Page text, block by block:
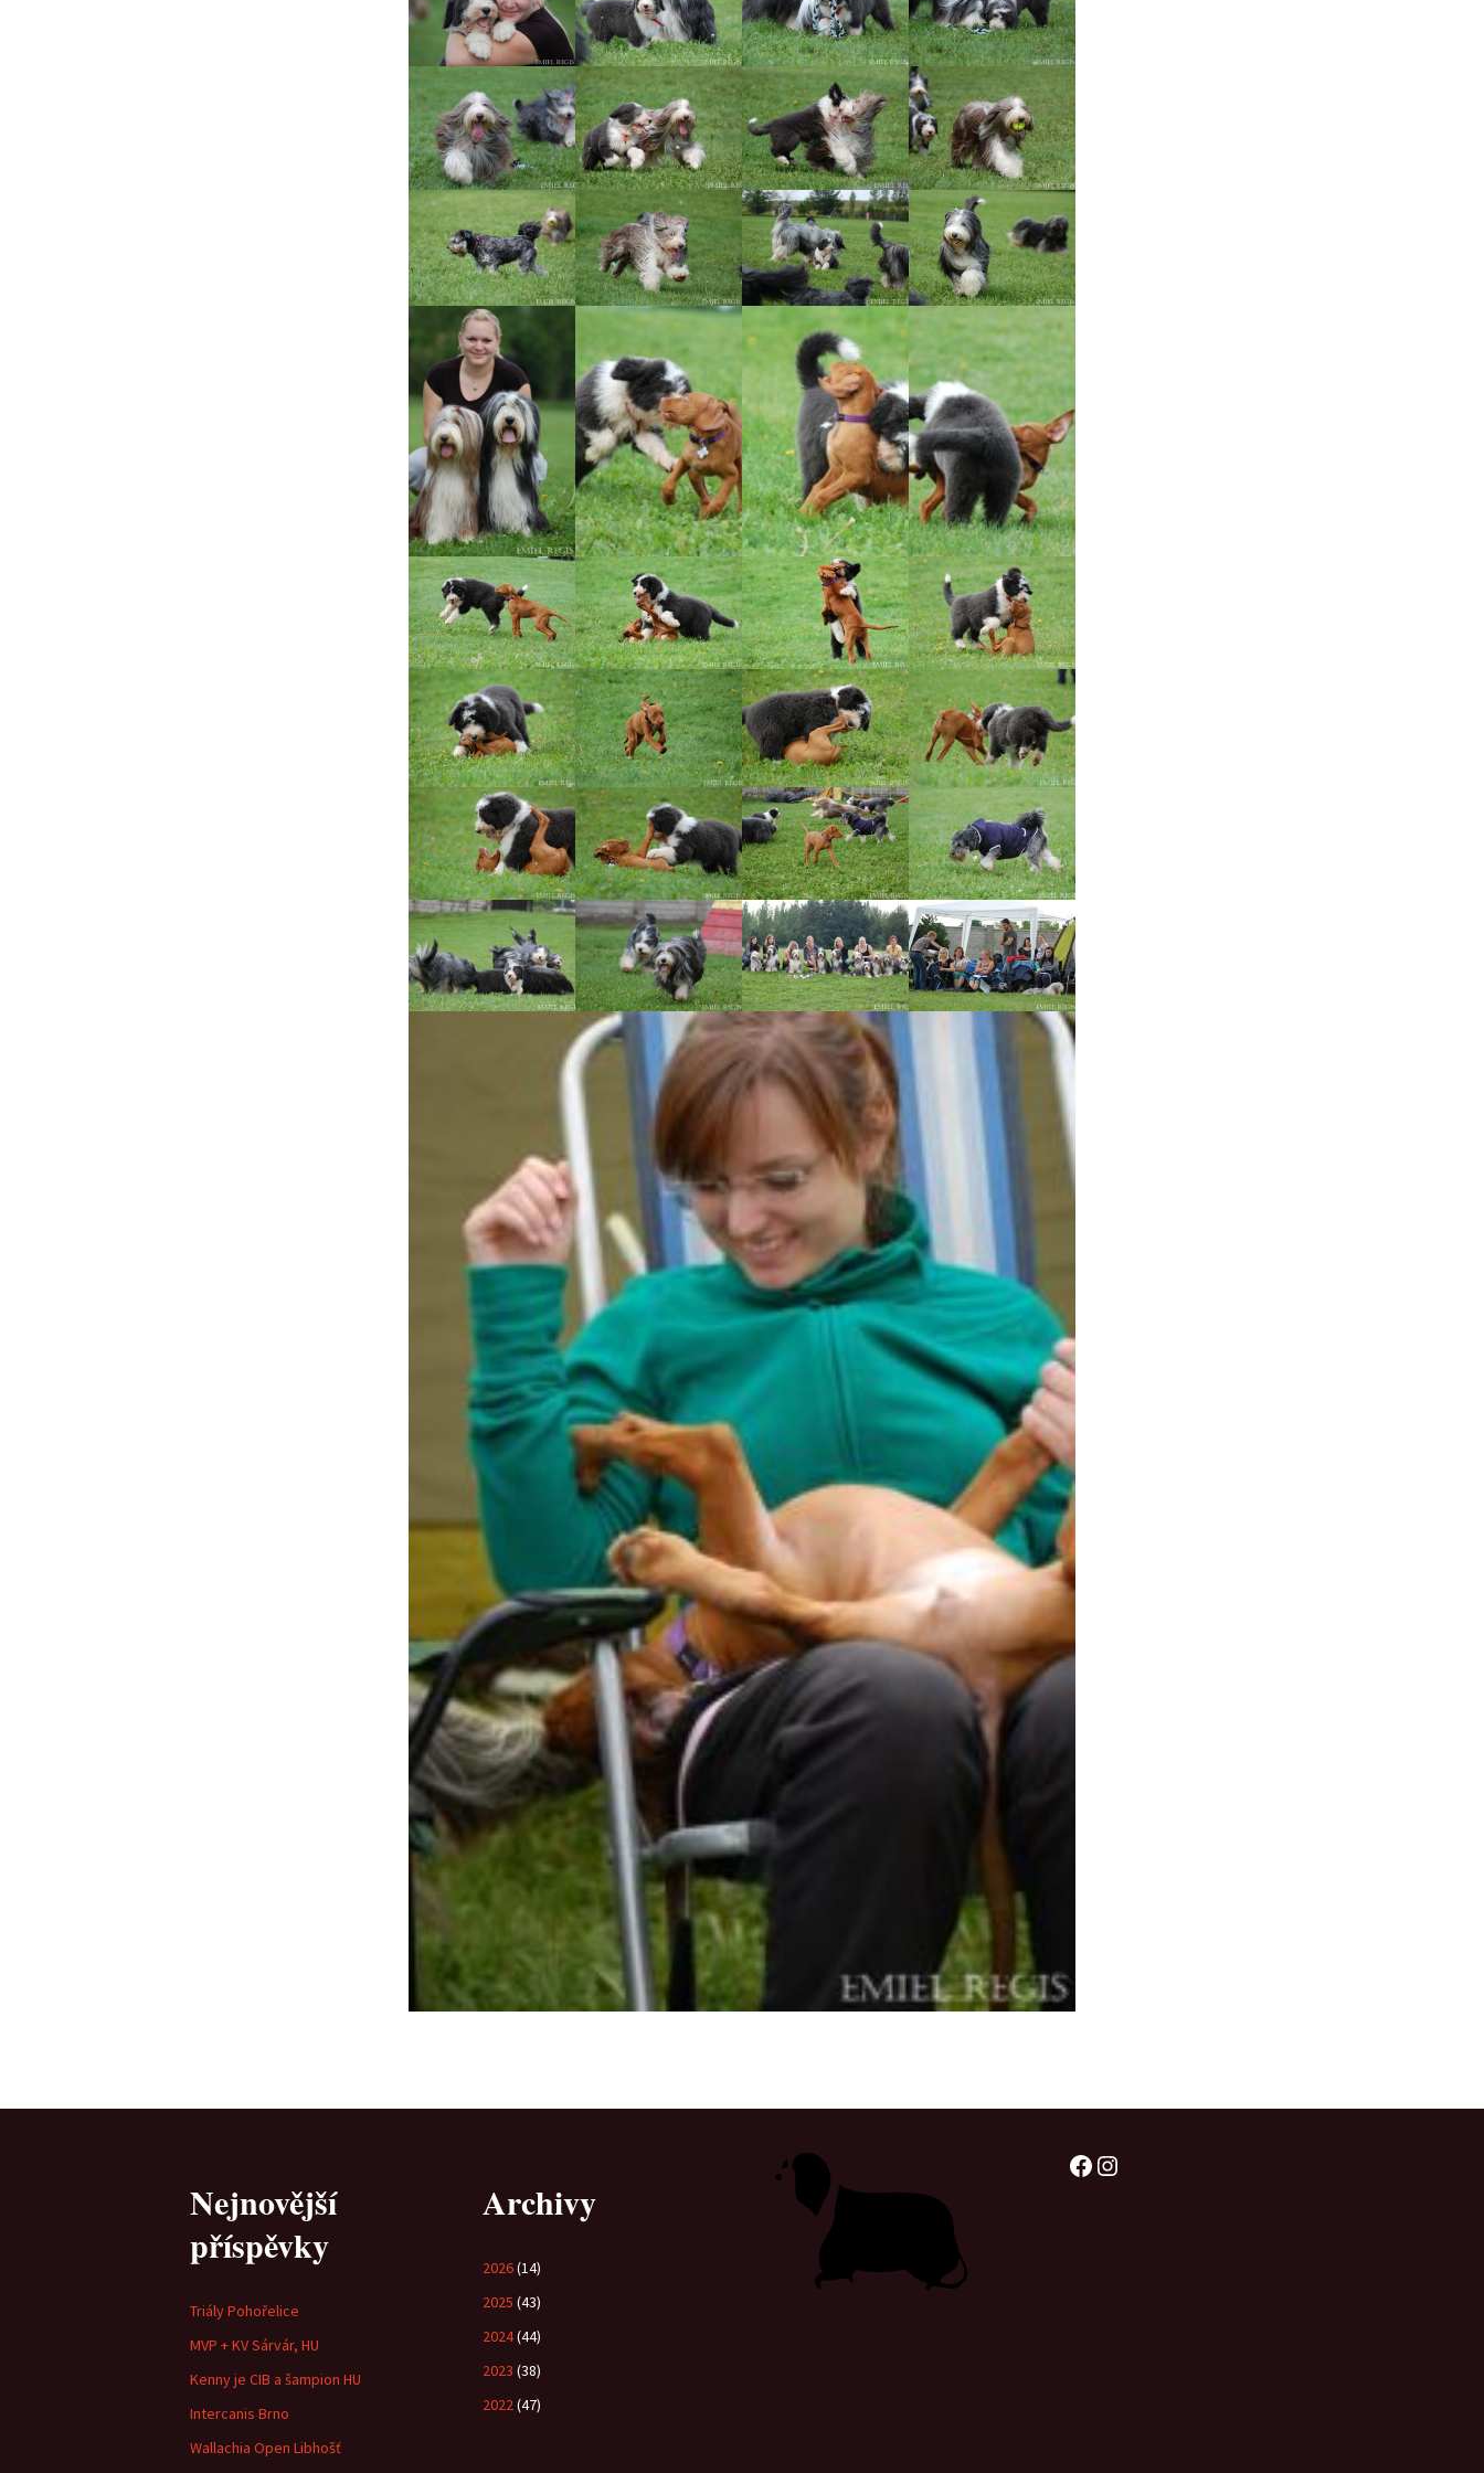
Vrh „L“
Vrh „K“
Vrh „J“
Vrh „I“
Vrh „H“ – externí vrh
Vrh „G“
Vrh „F“
Vrh „E“
Vrh „D“
Vrh „C“
Vrh „B“
Vrh „A“
Jon Snow
Iowerth
Fercart Cidaris
Štěňátka Štěňátka „P“
štěňátka „O“
štěňátka „N“
štěňátka „M“
štěňátka „L“
štěňátka „K“
štěňátka „J“
štěňátka „I“
štěňátka „H“
štěňátka „G“
štěňátka „F“
štěňátka „E“
štěňátka „D“
štěňátka „C“
štěňátka „B“
Tabulka dědičnosti barev
Bearded collie a DLK
Bearded collie a CEA
Progresivní retinální
atrofie a bearded collie
Nejnovější
příspěvky
Triály Pohořelice
MVP + KV Sárvár, HU
Kenny je CIB a šampion HU
Intercanis Brno
Wallachia Open Libhošť
Archivy
2026(14)
2025 (43)
2024(44)
2023 (38)
2022(47)
Facebook
Instagram